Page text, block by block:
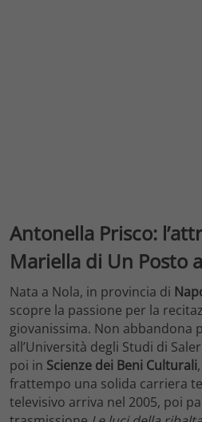
Antonella Prisco:
Mariella di Un Posto
Nata a Nola, in provincia di
scopre la passione per la
giovanissima. Non abbandona
all’Università degli Studi di
poi in Scienze dei Beni Culturali
frattempo una solida carriera
televisivo arriva nel 2005, poi